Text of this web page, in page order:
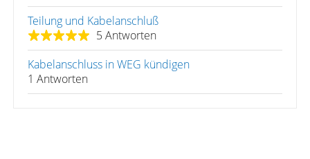
Teilung und Kabelanschluß
5 Antworten
Kabelanschluss in WEG kündigen
1 Antworten